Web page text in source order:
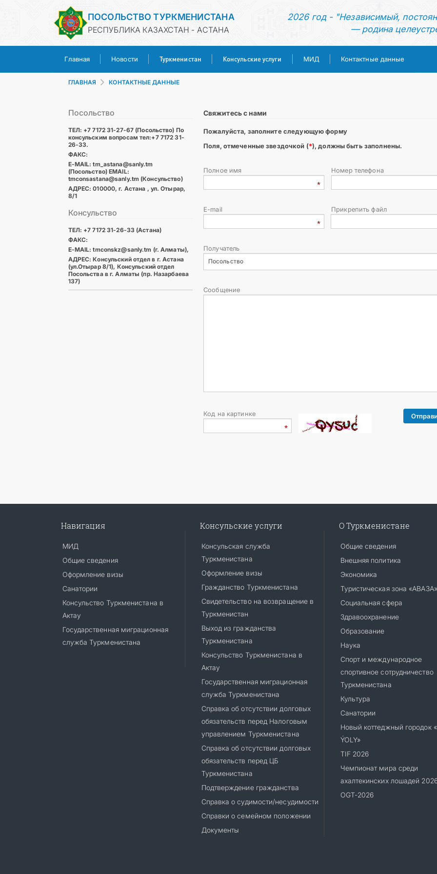
ПОСОЛЬСТВО ТУРКМЕНИСТАНА
РЕСПУБЛИКА КАЗАХСТАН - АСТАНА
2026 год - "Независимый,
— родина
Главная Новости Туркменистан Консульские услуги МИД Контактные данные
МИД
КОНТАКТНЫЕ ДАННЫЕ
ГЛАВНАЯ КОНТАКТНЫЕ ДАННЫЕ
Посольство
ТЕЛ: +7 7172 31-27-67 (Посольство) По
консульским вопросам тел:+7 7172 31-
26-33.
ФАКС:
E-MAIL: tm_astana@sanly.tm
(Посольство) EMAIL:
tmconsastana@sanly.tm (Консульство)
АДРЕС: 010000, г. Астана , ул. Отырар,
8/1
Консульство
ТЕЛ: +7 7172 31-26-33 (Астана)
ФАКС:
E-MAIL: tmconskz@sanly.tm (г. Алматы),
АДРЕС: Консульский отдел в г. Астана
(ул.Отырар 8/1), Консульский отдел
Посольства в г. Алматы (пр. Назарбаева
137)
Свяжитесь с нами
Пожалуйста, заполните следующую форму
Поля, отмеченные звездочкой (*), должны быть заполнены.
Полное имя Номер телефона
E-mail Прикрепить файл
Получатель
Посольство
Сообщение
Код на картинке
Навигация
МИД
Общие сведения
Оформление визы
Санатории
Консульство Туркменистана в
Актау
Государственная миграционная
служба Туркменистана
Консульские услуги
Консульская служба
Туркменистана
Оформление визы
Гражданство Туркменистана
Cвидетельство на возвращение в
Туркменистан
Выход из гражданства
Туркменистана
Консульство Туркменистана в
Актау
Государственная миграционная
служба Туркменистана
Справка об отсутствии долговых
обязательств перед Налоговым
управлением Туркменистана
Справка об отсутствии долговых
обязательств перед ЦБ
Туркменистана
Подтверждение гражданства
Справка о судимости/несудимости
Cправки о семейном положении
Документы
О Туркменистане
Общие сведения
Внешняя политика
Экономика
Туристическая зона «АВАЗА»
Социальная сфера
Здравоохранение
Образование
Наука
Спорт и международное
спортивное сотрудничество
Туркменистана
Культура
Санатории
Новый коттеджный городок
ÝOLY»
TIF 2026
Чемпионат мира среди
ахалтекинских лошадей
OGT-2026